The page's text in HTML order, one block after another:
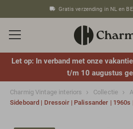
Gratis verzending in NL en
Let op: In verband met onze
t/m 10 augustus
Charmig Vintage interiors Collectie
Sideboard | Dressoir | Palissander | 1960s